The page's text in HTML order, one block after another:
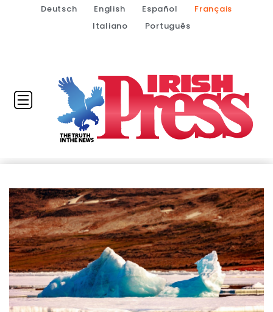
Deutsch English Español
Français
Italiano
Português